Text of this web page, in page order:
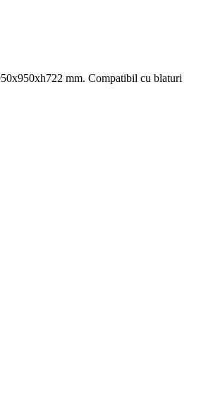
mm. Compatibil cu blaturi